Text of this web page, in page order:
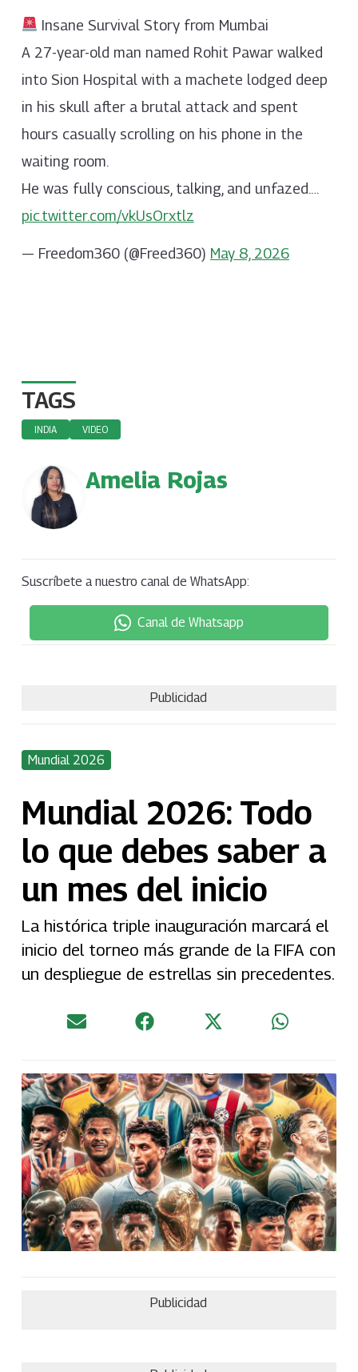
Insane Survival Story from Mumbai
A 27-year-old man named Rohit Pawar walked
into Sion Hospital with a machete lodged deep
in his skull after a brutal attack and spent
hours casually scrolling on his phone in the
waiting room.
He was fully conscious, talking, and unfazed.…
pic.twitter.com/vkUsOrxtlz
— Freedom360 (@Freed360) May 8, 2026
TAGS
INDIA VIDEO
Amelia Rojas
Suscríbete a nuestro canal de WhatsApp:
Canal de Whatsapp
Publicidad
Mundial 2026
Mundial 2026: Todo
lo que debes saber a
un mes del inicio
La histórica triple inauguración marcará el
inicio del torneo más grande de la FIFA con
un despliegue de estrellas sin precedentes.
Publicidad